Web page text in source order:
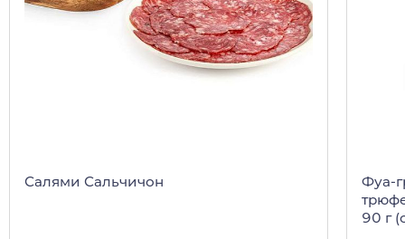
Салями Сальчичон
Фуа-
90 г